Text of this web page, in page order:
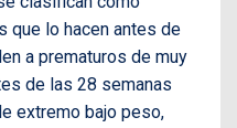
que lo hacen antes de
a prematuros de muy
de las 28 semanas
extremo bajo peso,